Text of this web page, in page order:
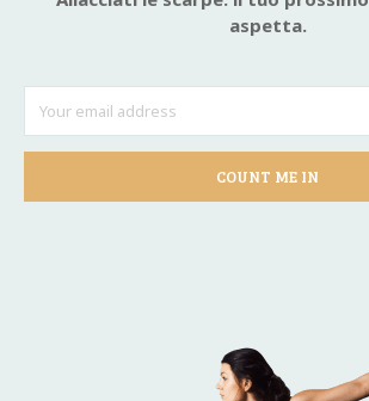
aspetta.
COUNT ME IN